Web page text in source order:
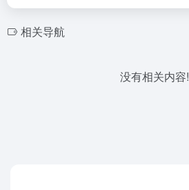
相关导航
没有相关内容!